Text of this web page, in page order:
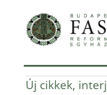
Új cikkek,